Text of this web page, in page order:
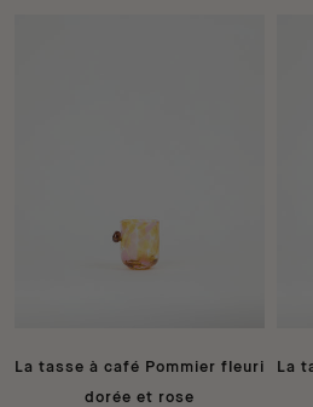
La tasse à café Pommier fleuri
dorée et rose
La